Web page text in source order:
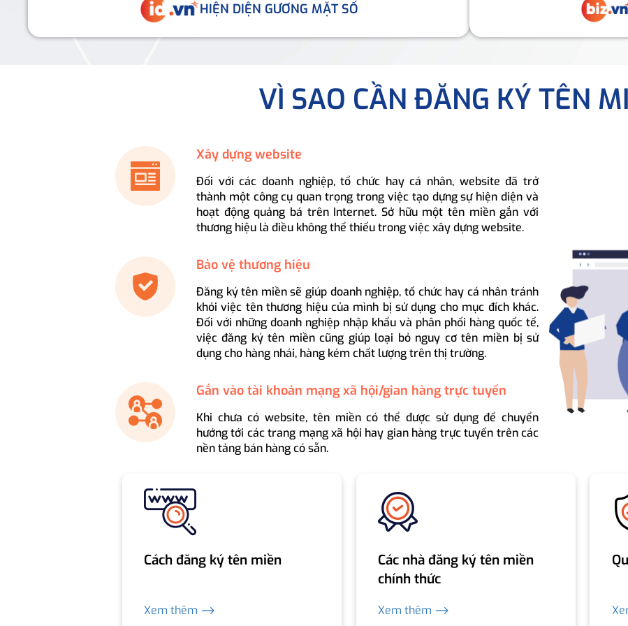
HIỆN DIỆN GƯƠNG MẶT SỐ
VÌ SAO CẦN ĐĂNG KÝ TÊN
Xây dựng website
Đối với các doanh nghiệp, tổ chức hay cá nhân, website đã trở
thành một công cụ quan trọng trong việc tạo dựng sự hiện diện và
hoạt động quảng bá trên Internet. Sở hữu một tên miền gắn với
thương hiệu là điều không thể thiếu trong việc xây dựng website.
Bảo vệ thương hiệu
Đăng ký tên miền sẽ giúp doanh nghiệp, tổ chức hay cá nhân tránh
khỏi việc tên thương hiệu của mình bị sử dụng cho mục đích khác.
Đối với những doanh nghiệp nhập khẩu và phân phối hàng quốc tế,
việc đăng ký tên miền cũng giúp loại bỏ nguy cơ tên miền bị sử
dụng cho hàng nhái, hàng kém chất lượng trên thị trường.
Gắn vào tài khoản mạng xã hội/gian hàng trực tuyến
Khi chưa có website, tên miền có thể được sử dụng để chuyển
hướng tới các trang mạng xã hội hay gian hàng trực tuyến trên các
nền tảng bán hàng có sẵn.
Cách đăng ký tên miền
Xem thêm ⟶
Các nhà đăng ký tên miền
chính thức
Xem thêm ⟶